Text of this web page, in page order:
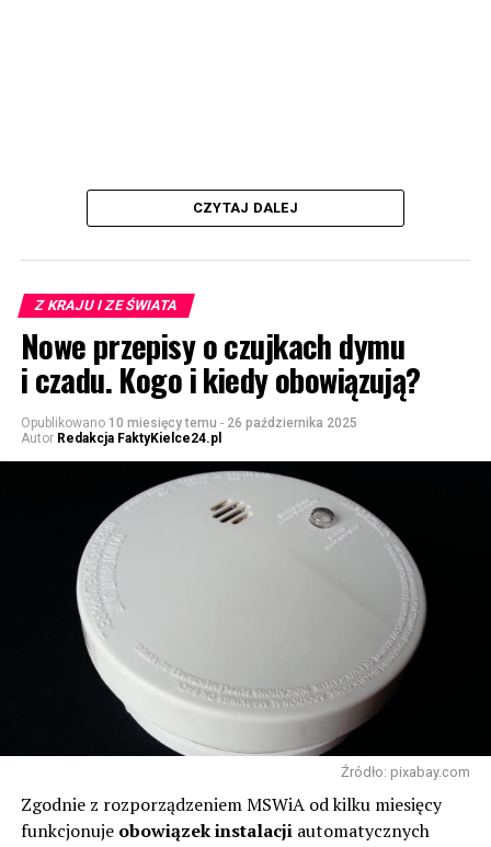
CZYTAJ DALEJ
Z KRAJU I ZE ŚWIATA
Nowe przepisy o czujkach dymu
i czadu. Kogo i kiedy obowiązują?
Opublikowano 10 miesięcy temu - 26 października 2025
Autor Redakcja FaktyKielce24.pl
Źródło: pixabay.com
Zgodnie z rozporządzeniem MSWiA od kilku miesięcy
funkcjonuje obowiązek instalacjiautomatycznych